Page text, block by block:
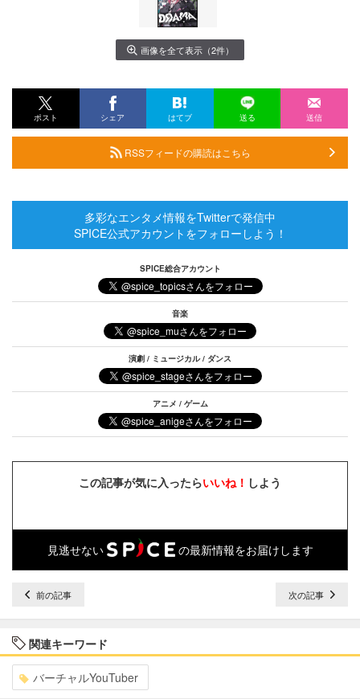
画像を全て表示（2件）
ポスト シェア はてブ 送る 送信
RSSフィードの購読はこちら
多彩なエンタメ情報をTwitterで発信中
SPICE公式アカウントをフォローしよう！
SPICE総合アカウント
音楽
演劇 / ミュージカル / ダンス
アニメ / ゲーム
この記事が気に入ったらいいね！ しよう
見逃せない の最新情報をお届けします
前の記事 次の記事
関連キーワード
バーチャルYouTuber